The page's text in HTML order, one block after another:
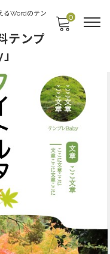
るWordのテン
テンプ
0